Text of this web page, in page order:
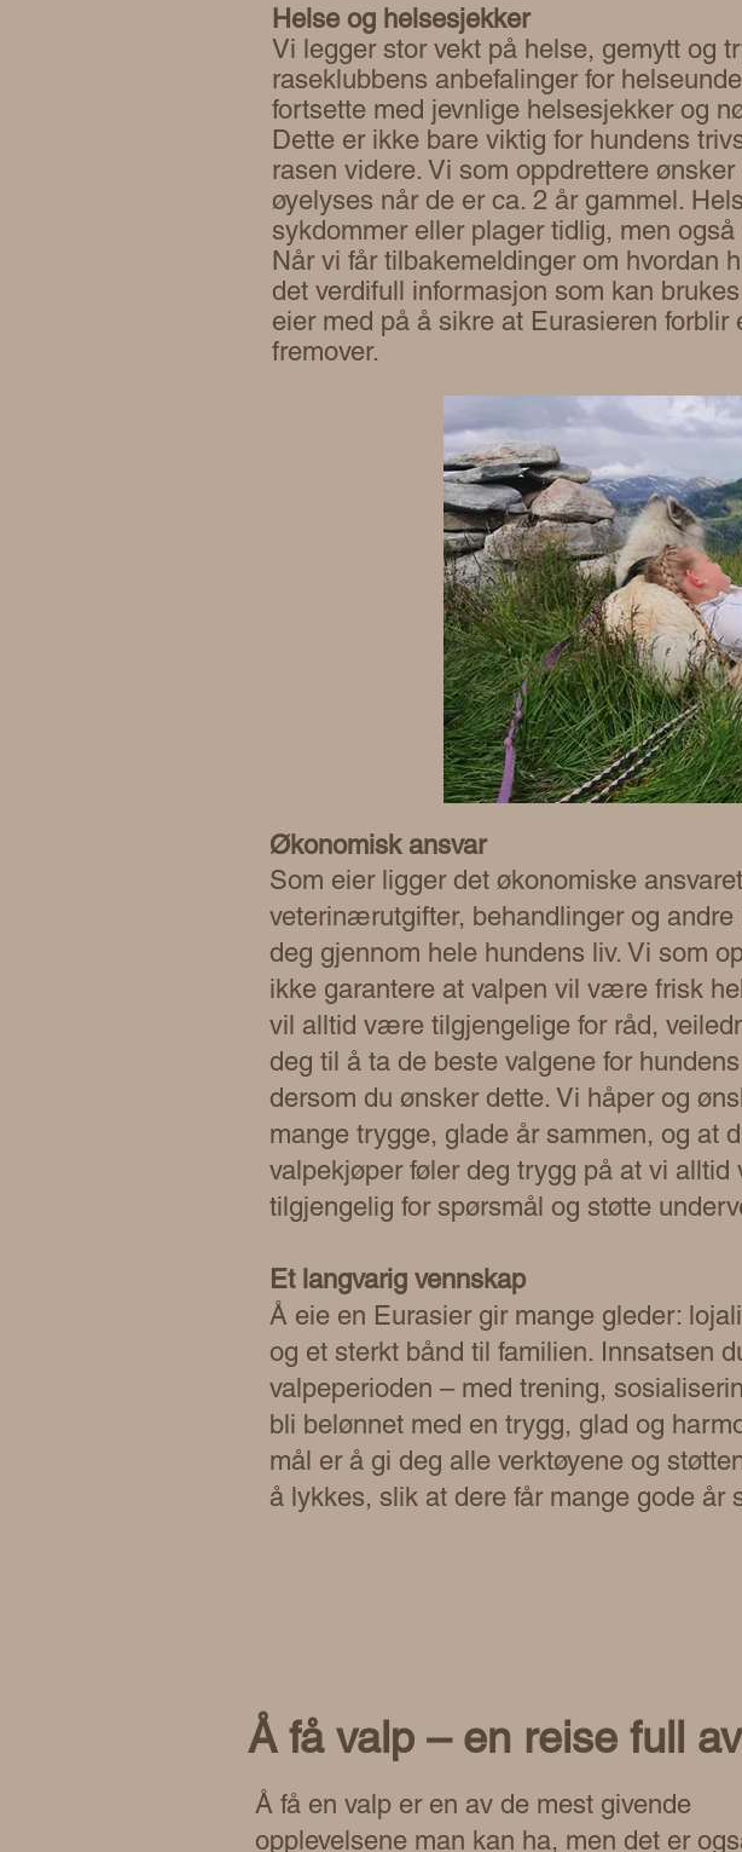
Helse og helsesjekker
Vi legger stor vekt på helse, gemytt og
raseklubbens anbefalinger for
fortsette med jevnlige helsesjekker og
Dette er ikke bare viktig for hundens
rasen videre. Vi som oppdrettere
øyelyses når de er ca. 2 år gammel.
sykdommer eller plager tidlig, men
Når vi får tilbakemeldinger om hvordan
det verdifull informasjon som kan
eier med på å sikre at Eurasieren
fremover.
Økonomisk ansvar
Som eier ligger det økonomiske
veterinærutgifter, behandlinger og andre
deg gjennom hele hundens liv. Vi som
ikke garantere at valpen vil være frisk
vil alltid være tilgjengelige for råd,
deg til å ta de beste valgene for
dersom du ønsker dette. Vi håper og
mange trygge, glade år sammen, og at
valpekjøper føler deg trygg på at vi
tilgjengelig for spørsmål og støtte
Et langvarig vennskap
Å eie en Eurasier gir mange gleder:
og et sterkt bånd til familien. Innsatsen
valpeperioden – med trening,
bli belønnet med en trygg, glad og
mål er å gi deg alle verktøyene og
å lykkes, slik at dere får mange gode år
Å få valp – en reise full
Å få en valp er en av de mest givende
opplevelsene man kan ha, men det er